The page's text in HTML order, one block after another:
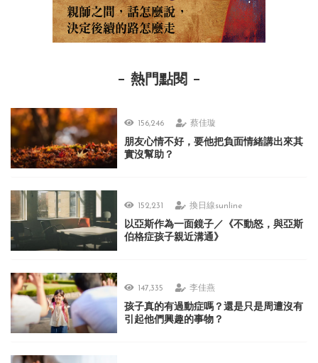
熱門點閱
156,246 蔡佳璇
朋友心情不好，要他把負面情緒講出來其
實沒幫助？
152,231 換日線sunline
以亞斯作為一面鏡子／《不動怒，與亞斯
伯格症孩子親近溝通》
147,335 李佳燕
孩子真的有過動症嗎？還是只是周遭沒有
引起他們興趣的事物？